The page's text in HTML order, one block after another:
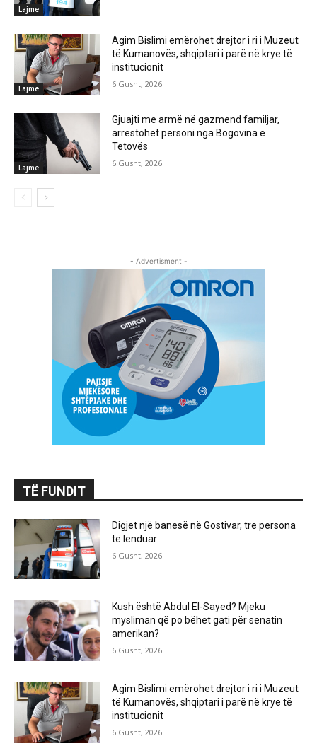
Lajme
Lajme
Agim Bislimi emërohet drejtor i ri i Muzeut
të Kumanovës, shqiptari i parë në krye të
institucionit
6 Gusht, 2026
Lajme
Gjuajti me armë në gazmend familjar,
arrestohet personi nga Bogovina e
Tetovës
6 Gusht, 2026
- Advertisment -
TË FUNDIT
Digjet një banesë në Gostivar, tre persona
të lënduar
6 Gusht, 2026
Kush është Abdul El-Sayed? Mjeku
mysliman që po bëhet gati për senatin
amerikan?
6 Gusht, 2026
Agim Bislimi emërohet drejtor i ri i Muzeut
të Kumanovës, shqiptari i parë në krye të
institucionit
6 Gusht, 2026